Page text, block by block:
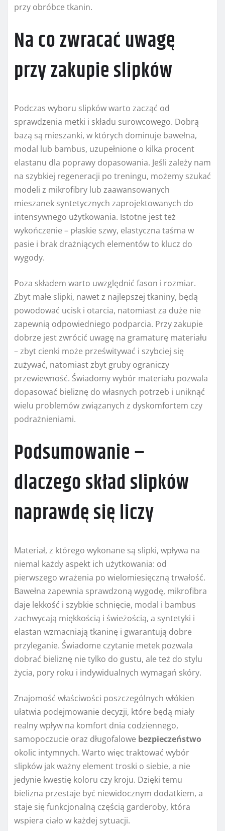
przy obróbce tkanin.
Na co zwracać uwagę
przy zakupie slipków
Podczas wyboru slipków warto zacząć od
sprawdzenia metki i składu surowcowego. Dobrą
bazą są mieszanki, w których dominuje bawełna,
modal lub bambus, uzupełnione o kilka procent
elastanu dla poprawy dopasowania. Jeśli zależy nam
na szybkiej regeneracji po treningu, możemy szukać
modeli z mikrofibry lub zaawansowanych
mieszanek syntetycznych zaprojektowanych do
intensywnego użytkowania. Istotne jest też
wykończenie – płaskie szwy, elastyczna taśma w
pasie i brak drażniących elementów to klucz do
wygody.
Poza składem warto uwzględnić fason i rozmiar.
Zbyt małe slipki, nawet z najlepszej tkaniny, będą
powodować ucisk i otarcia, natomiast za duże nie
zapewnią odpowiedniego podparcia. Przy zakupie
dobrze jest zwrócić uwagę na gramaturę materiału
– zbyt cienki może prześwitywać i szybciej się
zużywać, natomiast zbyt gruby ograniczy
przewiewność. Świadomy wybór materiału pozwala
dopasować bieliznę do własnych potrzeb i uniknąć
wielu problemów związanych z dyskomfortem czy
podrażnieniami.
Podsumowanie –
dlaczego skład slipków
naprawdę się liczy
Materiał, z którego wykonane są slipki, wpływa na
niemal każdy aspekt ich użytkowania: od
pierwszego wrażenia po wielomiesięczną trwałość.
Bawełna zapewnia sprawdzoną wygodę, mikrofibra
daje lekkość i szybkie schnięcie, modal i bambus
zachwycają miękkością i świeżością, a syntetyki i
elastan wzmacniają tkaninę i gwarantują dobre
przyleganie. Świadome czytanie metek pozwala
dobrać bieliznę nie tylko do gustu, ale też do stylu
życia, pory roku i indywidualnych wymagań skóry.
Znajomość właściwości poszczególnych włókien
ułatwia podejmowanie decyzji, które będą miały
realny wpływ na komfort dnia codziennego,
samopoczucie oraz długofalowe bezpieczeństwo
okolic intymnych. Warto więc traktować wybór
slipków jak ważny element troski o siebie, a nie
jedynie kwestię koloru czy kroju. Dzięki temu
bielizna przestaje być niewidocznym dodatkiem, a
staje się funkcjonalną częścią garderoby, która
wspiera ciało w każdej sytuacji.